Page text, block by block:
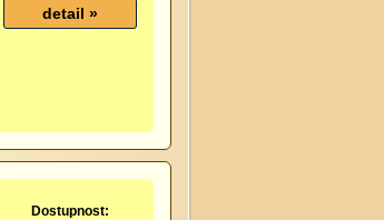
Dostupnost: